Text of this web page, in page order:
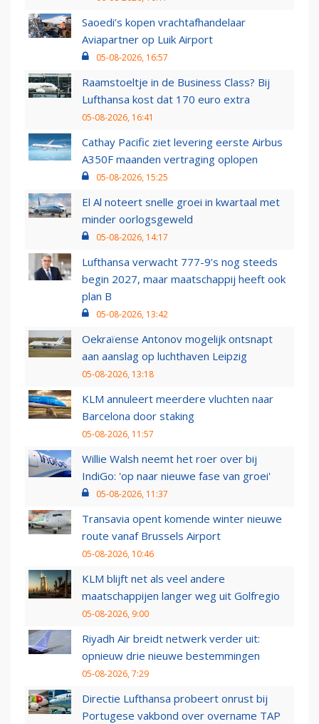
Saoedi’s kopen vrachtafhandelaar
Aviapartner op Luik Airport
05-08-2026, 16:57
Raamstoeltje in de Business Class? Bij
Lufthansa kost dat 170 euro extra
05-08-2026, 16:41
Cathay Pacific ziet levering eerste Airbus
A350F maanden vertraging oplopen
05-08-2026, 15:25
El Al noteert snelle groei in kwartaal met
minder oorlogsgeweld
05-08-2026, 14:17
Lufthansa verwacht 777-9’s nog steeds
begin 2027, maar maatschappij heeft ook
plan B
05-08-2026, 13:42
Oekraïense Antonov mogelijk ontsnapt
aan aanslag op luchthaven Leipzig
05-08-2026, 13:18
KLM annuleert meerdere vluchten naar
Barcelona door staking
05-08-2026, 11:57
Willie Walsh neemt het roer over bij
IndiGo: 'op naar nieuwe fase van groei'
05-08-2026, 11:37
Transavia opent komende winter nieuwe
route vanaf Brussels Airport
05-08-2026, 10:46
KLM blijft net als veel andere
maatschappijen langer weg uit Golfregio
05-08-2026, 9:00
Riyadh Air breidt netwerk verder uit:
opnieuw drie nieuwe bestemmingen
05-08-2026, 7:29
Directie Lufthansa probeert onrust bij
Portugese vakbond over overname TAP